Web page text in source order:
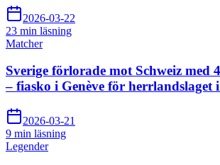
2026-03-22
23 min läsning
Matcher
Sverige förlorade mot Schweiz med
– fiasko i Genève för herrlandslaget
2026-03-21
9 min läsning
Legender